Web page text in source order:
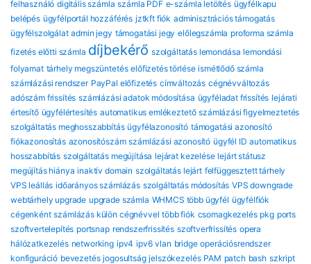
felhasználó digitális számla számla PDF e-számla letöltés ügyfélkapu
belépés ügyfélportál hozzáférés jztkft fiók adminisztrációs támogatás
ügyfélszolgálat admin jegy támogatási jegy előlegszámla proforma számla
fizetés előtti számla díjbekérő szolgáltatás lemondása lemondási
folyamat tárhely megszüntetés előfizetés törlése ismétlődő számla
számlázási rendszer PayPal előfizetés címváltozás cégnévváltozás
adószám frissítés számlázási adatok módosítása ügyféladat frissítés lejárati
értesítő ügyfélértesítés automatikus emlékeztető számlázási figyelmeztetés
szolgáltatás meghosszabbítás ügyfélazonosító támogatási azonosító
fiókazonosítás azonosítószám számlázási azonosító ügyfél ID automatikus
hosszabbítás szolgáltatás megújítása lejárat kezelése lejárt státusz
megújítás hiánya inaktív domain szolgáltatás lejárt felfüggesztett tárhely
VPS leállás időarányos számlázás szolgáltatás módosítás VPS downgrade
webtárhely upgrade upgrade számla WHMCS több ügyfél ügyfélfiók
cégenként számlázás külön cégnévvel több fiók csomagkezelés pkg ports
szoftvertelepítés portsnap rendszerfrissítés szoftverfrissítés opera
hálózatkezelés networking ipv4 ipv6 vlan bridge operációsrendszer
konfiguráció bevezetés jogosultság jelszókezelés PAM patch bash szkript